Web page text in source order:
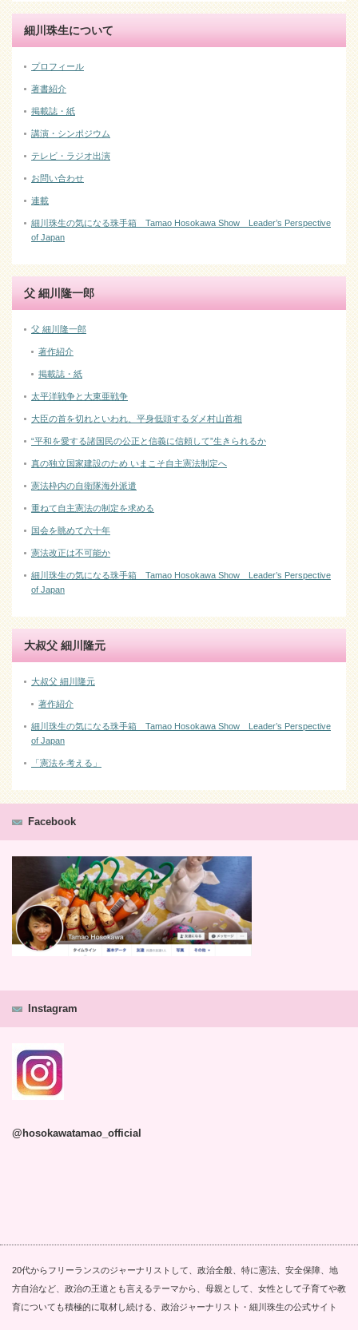
細川珠生について
プロフィール
著書紹介
掲載誌・紙
講演・シンポジウム
テレビ・ラジオ出演
お問い合わせ
連載
細川珠生の気になる珠手箱 Tamao Hosokawa Show Leader’s Perspective
of Japan
父 細川隆一郎
父 細川隆一郎
著作紹介
掲載誌・紙
太平洋戦争と大東亜戦争
大臣の首を切れといわれ、平身低頭するダメ村山首相
“平和を愛する諸国民の公正と信義に信頼して”生きられるか
真の独立国家建設のため いまこそ自主憲法制定へ
憲法枠内の自衛隊海外派遣
重ねて自主憲法の制定を求める
国会を眺めて六十年
憲法改正は不可能か
細川珠生の気になる珠手箱 Tamao Hosokawa Show Leader’s Perspective
of Japan
大叔父 細川隆元
大叔父 細川隆元
著作紹介
細川珠生の気になる珠手箱 Tamao Hosokawa Show Leader’s Perspective
of Japan
「憲法を考える」
Facebook
Instagram
@hosokawatamao_official
20代からフリーランスのジャーナリストして、政治全般、特に憲法、安全保障、地
方自治など、政治の王道とも言えるテーマから、母親として、女性として子育てや教
育についても積極的に取材し続ける、政治ジャーナリスト・細川珠生の公式サイト